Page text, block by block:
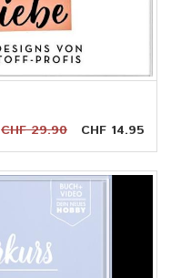
CHF 29.90 CHF 14.95